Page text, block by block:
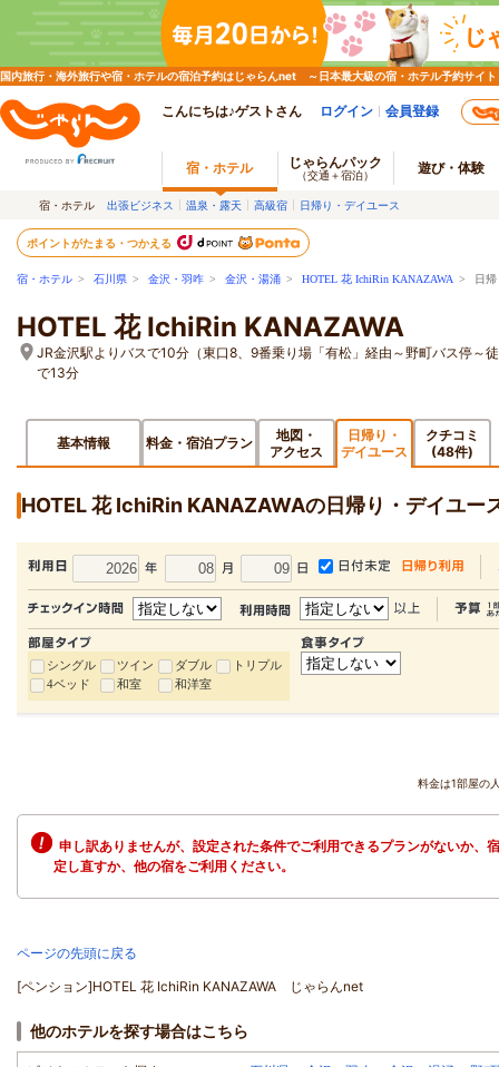
国内旅行・海外旅行や宿・ホテルの宿泊予約はじゃらんnet ～日本最大級の宿・ホテル予約サイト
こんにちは♪ゲストさん ログイン 会員登録
宿・ホテル じゃらんパック
（交通＋宿泊） 遊び・体験
宿・ホテル 出張ビジネス 温泉・露天 高級宿 日帰り・デイユース
ポイントがたまる・つかえる
宿・ホテル > 石川県 > 金沢・羽咋 > 金沢・湯涌 > HOTEL 花 IchiRin KANAZAWA > 日帰
HOTEL 花 IchiRin KANAZAWA
JR金沢駅よりバスで10分（東口8、9番乗り場「有松」経由～野町バス停～
で13分
基本情報 料金・宿泊プラン
地図・
アクセス
日帰り・
デイユース
クチコミ
(48件)
HOTEL 花 IchiRin KANAZAWAの日帰り・デイユー
シングル ツイン ダブル
トリプル
4ベッド
和室 和洋室
料金は1部屋の
申し訳ありませんが、設定された条件でご利用できるプランがないか、
定し直すか、他の宿をご利用ください。
ページの先頭に戻る
[ペンション]HOTEL 花 IchiRin KANAZAWA じゃらんnet
他のホテルを探す場合はこちら